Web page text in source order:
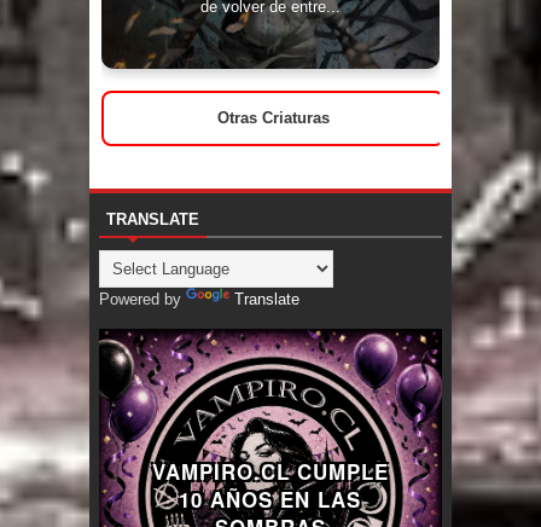
de volver de entre...
Otras Criaturas
TRANSLATE
Powered by Translate
VAMPIRO.CL CUMPLE
10 AÑOS EN LAS